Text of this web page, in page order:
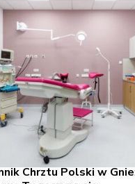
Chrztu Polski w